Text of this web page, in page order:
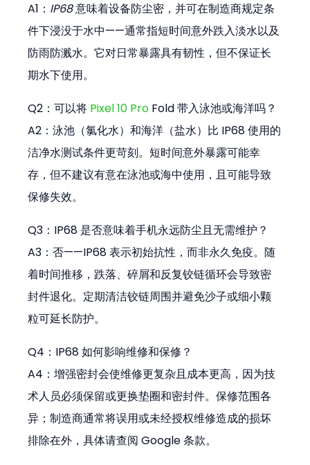
A1： IP68 意味着设备防尘密，并可在制造商规定条
件下浸没于水中——通常指短时间意外跌入淡水以及
防雨防溅水。它对日常暴露具有韧性，但不保证长
期水下使用。
Q2：可以将 Pixel 10 Pro Fold 带入泳池或海洋吗？
A2：泳池（氯化水）和海洋（盐水）比 IP68 使用的
洁净水测试条件更苛刻。短时间意外暴露可能幸
存，但不建议有意在泳池或海中使用，且可能导致
保修失效。
Q3：IP68 是否意味着手机永远防尘且无需维护？
A3：否——IP68 表示初始抗性，而非永久免疫。随
着时间推移，跌落、碎屑和反复铰链循环会导致密
封件退化。定期清洁铰链周围并避免沙子或细小颗
粒可延长防护。
Q4：IP68 如何影响维修和保修？
A4：增强密封会使维修更复杂且成本更高，因为技
术人员必须保留或更换垫圈和密封件。保修范围各
异；制造商通常将误用或未经授权维修造成的损坏
排除在外，具体请查阅 Google 条款。